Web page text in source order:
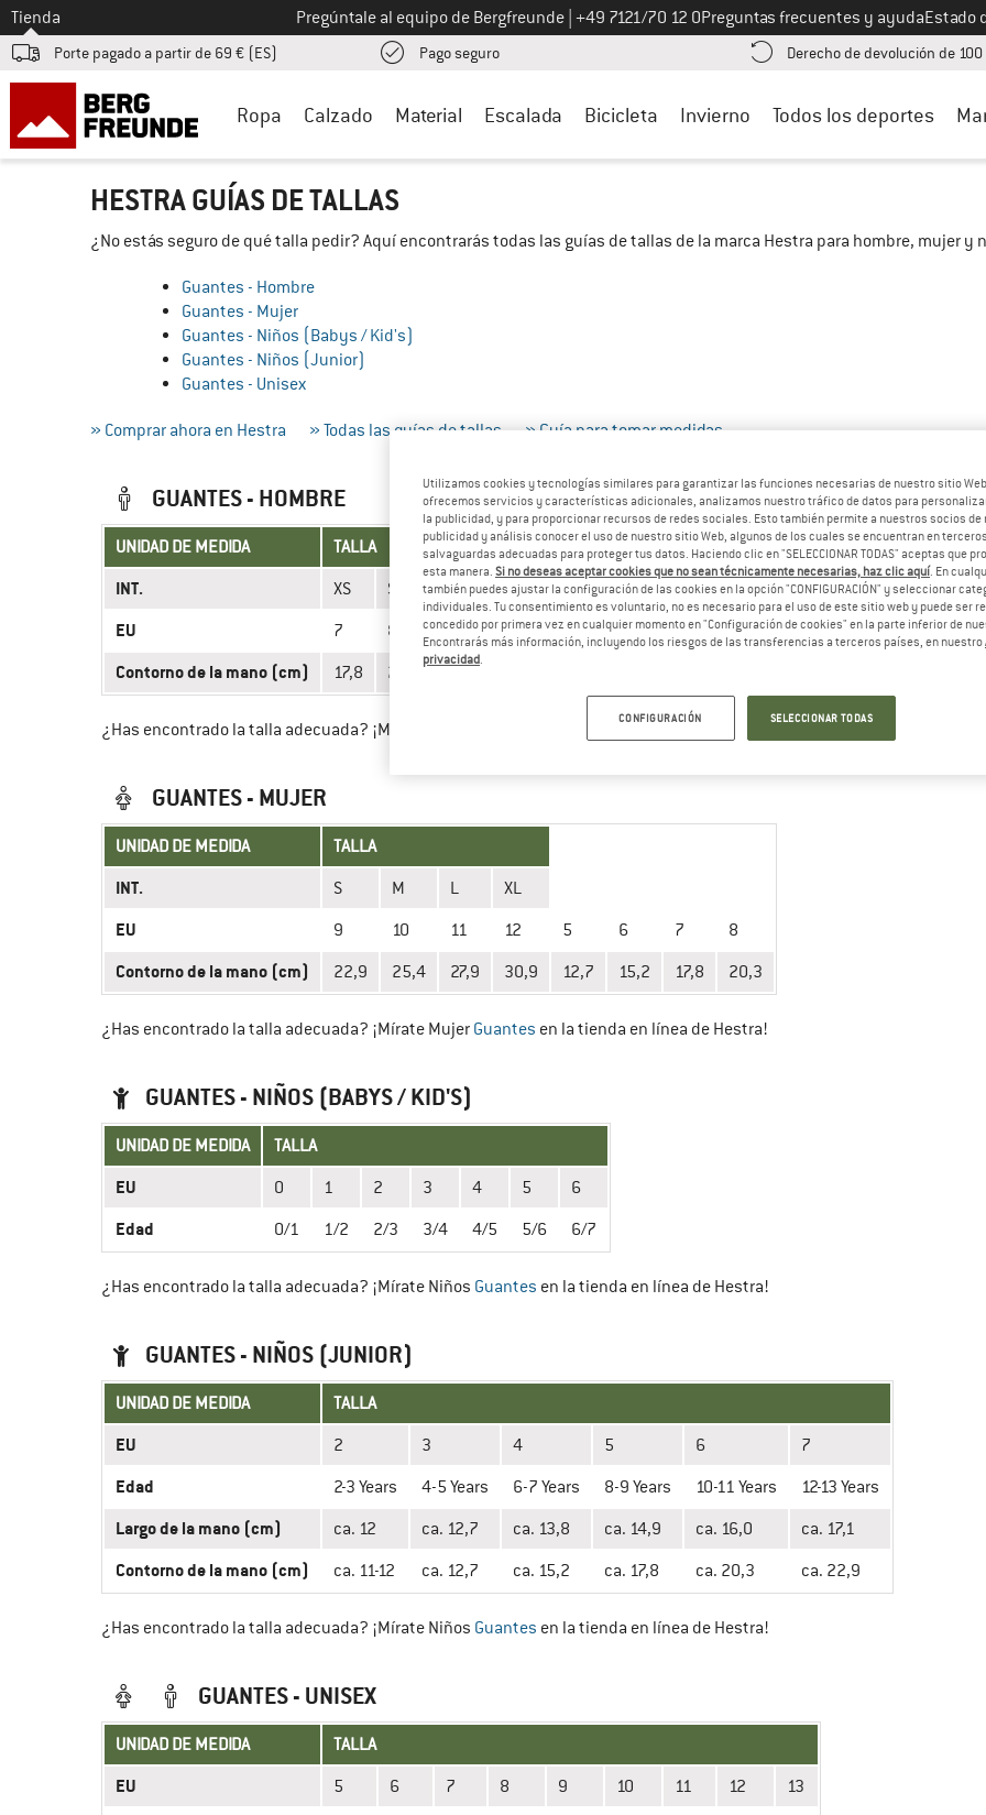
A la
Tienda Pregúntale al equipo de Bergfreunde Llámenos al
+49 7121/70 12 0Preguntas frecuentes y ayudaEstado
Porte pagado a partir de 69 € (ES) Pago seguro¡encuentre información sobre el pago aquí! Se abre en una ventana de
Derecho de devolución de
Ropa Calzado Material Escalada Bicicleta Invierno Todos los deportes
HESTRA GUÍAS DE TALLAS
¿No estás seguro de qué talla pedir? Aquí encontrarás todas las guías de tallas de la marca Hestra para hombre, mujer
Guantes - Hombre
Guantes - Mujer
Guantes - Niños (Babys / Kid's)
Guantes - Niños (Junior)
Guantes - Unisex
» Comprar ahora en Hestra » Todas las guías de tallas » Guía para tomar medidas
GUANTES - HOMBRE
UNIDAD DE MEDIDA TALLA
INT. XS S M M/L L XL
EU 7 8 9 10 11 12 6 13
Contorno de la mano (cm) 17,8 20,3 22,9
¿Has encontrado la talla adecuada? ¡Mírate Hombre
GUANTES - MUJER
UNIDAD DE MEDIDA TALLA
INT. S M L XL
EU 9 10 11 12 5 6 7 8
Contorno de la mano (cm) 22,9 25,4 27,9 30,9 12,7 15,2 17,8 20,3
¿Has encontrado la talla adecuada? ¡Mírate Mujer Guantes en la tienda en línea de Hestra!
GUANTES - NIÑOS (BABYS / KID'S)
UNIDAD DE MEDIDA TALLA
EU 0 1 2 3 4 5 6
Edad 0/1 1/2 2/3 3/4 4/5 5/6 6/7
¿Has encontrado la talla adecuada? ¡Mírate Niños Guantes en la tienda en línea de Hestra!
GUANTES - NIÑOS (JUNIOR)
UNIDAD DE MEDIDA TALLA
EU 2 3 4 5 6 7
Edad 2-3 Years 4-5 Years 6-7 Years 8-9 Years 10-11 Years 12-13 Years
Largo de la mano (cm) ca. 12 ca. 12,7 ca. 13,8 ca. 14,9 ca. 16,0 ca. 17,1
Contorno de la mano (cm) ca. 11-12 ca. 12,7 ca. 15,2 ca. 17,8 ca. 20,3 ca. 22,9
¿Has encontrado la talla adecuada? ¡Mírate Niños Guantes en la tienda en línea de Hestra!
GUANTES - UNISEX
UNIDAD DE MEDIDA TALLA
EU 5 6 7 8 9 10 11 12 13
Utilizamos cookies y tecnologías similares para garantizar las funciones necesarias de nuestro sitio
ofrecemos servicios y características adicionales, analizamos nuestro tráfico de datos para
la publicidad, y para proporcionar recursos de redes sociales. Esto también permite a nuestros socios de
publicidad y análisis conocer el uso de nuestro sitio Web, algunos de los cuales se encuentran en
salvaguardas adecuadas para proteger tus datos. Haciendo clic en "SELECCIONAR TODAS" aceptas que
esta manera. Si no deseas aceptar cookies que no sean técnicamente necesarias, haz clic aquí. En
también puedes ajustar la configuración de las cookies en la opción "CONFIGURACIÓN" y seleccionar
individuales. Tu consentimiento es voluntario, no es necesario para el uso de este sitio web y puede ser
concedido por primera vez en cualquier momento en "Configuración de cookies" en la parte inferior de
Encontrarás más información, incluyendo los riesgos de las transferencias a terceros países, en nuestro
privacidad.
CONFIGURACIÓN SELECCIONAR TODAS